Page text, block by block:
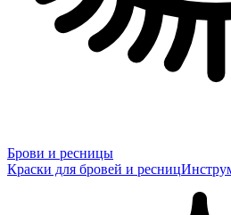
Брови и ресницы
Краски для бровей и ресниц